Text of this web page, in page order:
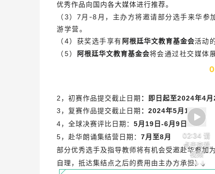
02:34 请
点击查看
视频
↓↓↓
优秀作品向国内各大媒体进行推荐。
（3）7月-8月，主办方将邀请部分选手来华
游学营。
（4）获奖选手享有 阿根廷华文教育基金会活动
（5）
阿根廷华文教育基金会将会通过社交媒体
0
2，初赛作品提交截止日期 ：即日起至2024年4月
3，复赛作品提交截止日期 ：2024年5月10日
4，全球决赛评比日期： 5月19日-6月9日
5， 赴华朗诵集结营日期： 7月至8月
部分优秀选手及指导教师将有机会受邀赴华参加
自理，抵达集结点之后的费用由主办方承担）。